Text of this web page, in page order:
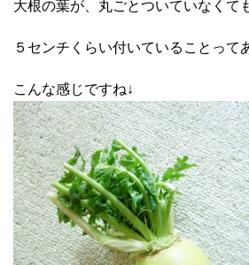
大根の葉が、丸ごとついていなくて
５センチくらい付いていることって
こんな感じですね↓